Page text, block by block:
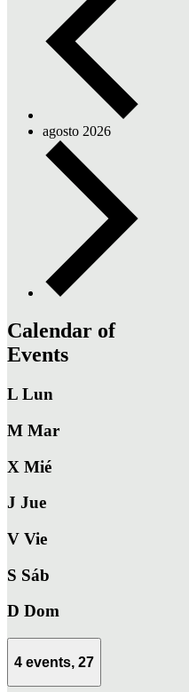
agosto 2026
Calendar of
Events
L Lun
M Mar
X Mié
J Jue
V Vie
S Sáb
D Dom
4 events, 27